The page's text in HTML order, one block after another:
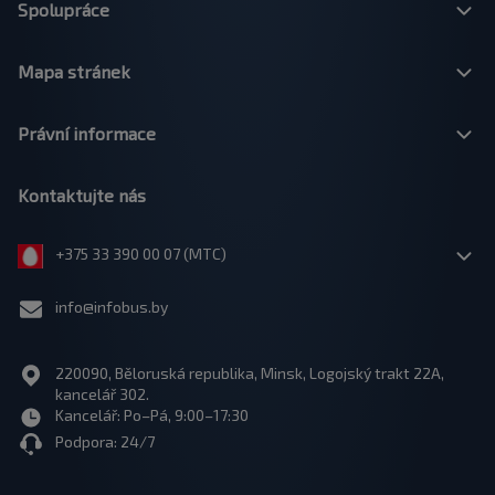
Spolupráce
Mapa stránek
Právní informace
Kontaktujte nás
+375 33 390 00 07 (МТС)
info@infobus.by
220090, Běloruská republika, Minsk, Logojský trakt 22A,
kancelář 302.
Kancelář: Po–Pá, 9:00–17:30
Podpora: 24/7